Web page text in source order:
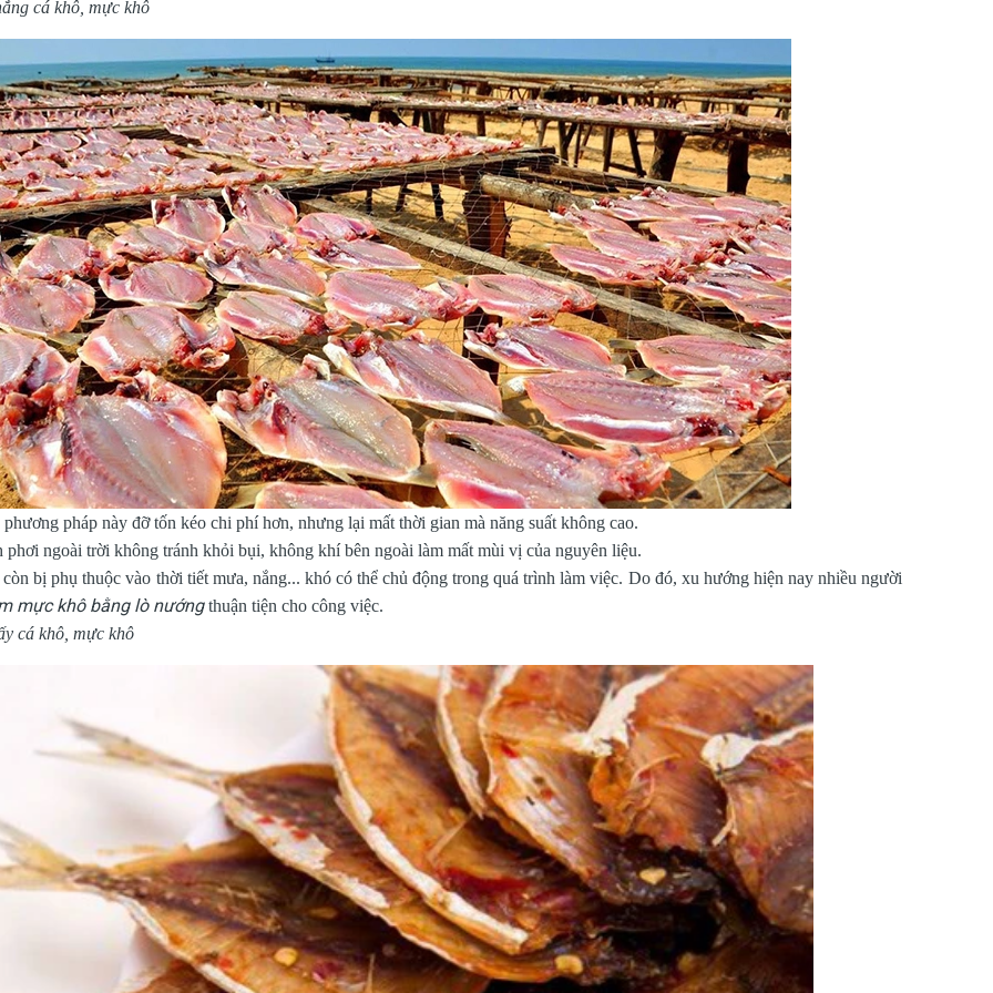
cá khô, mực khô
pháp này đỡ tốn kéo chi phí hơn, nhưng lại mất thời gian mà năng suất không cao.
phơi ngoài trời không tránh khỏi bụi, không khí bên ngoài làm mất mùi vị của nguyên liệu.
bị phụ thuộc vào thời tiết mưa, nắng... khó có thể chủ động trong quá trình làm việc. Do đó, xu hướng hiện nay nhiều người
mực khô bằng lò nướngthuận tiện cho công việc.
cá khô, mực khô